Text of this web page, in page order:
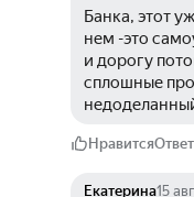
Банка, этот
нем -это
и дорогу
сплошные
Нравится
Екатерина15